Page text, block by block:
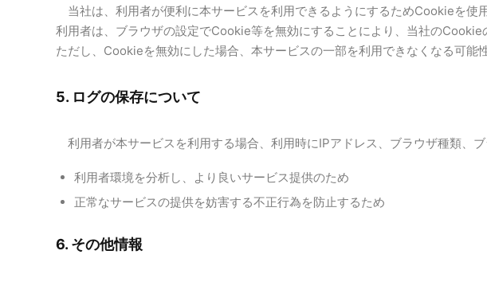
当社は、利用者が便利に本サービスを利用できるようにするためCookieを使
利用者は、ブラウザの設定でCookie等を無効にすることにより、当社のCookie
ただし、Cookieを無効にした場合、本サービスの一部を利用できなくなる可能
5. ログの保存について
利用者が本サービスを利用する場合、利用時にIPアドレス、ブラウザ種類、
利用者環境を分析し、より良いサービス提供のため
正常なサービスの提供を妨害する不正行為を防止するため
6. その他情報